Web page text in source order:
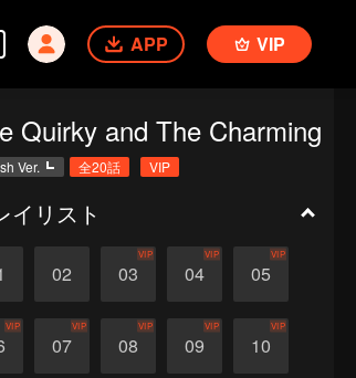
APP VIP
Quirky and The Charming
Ver. 全20話 VIP
イリスト
02 03
VIP
04
VIP
05
VIP
VIP
07
VIP
08
VIP
09
VIP
10
VIP